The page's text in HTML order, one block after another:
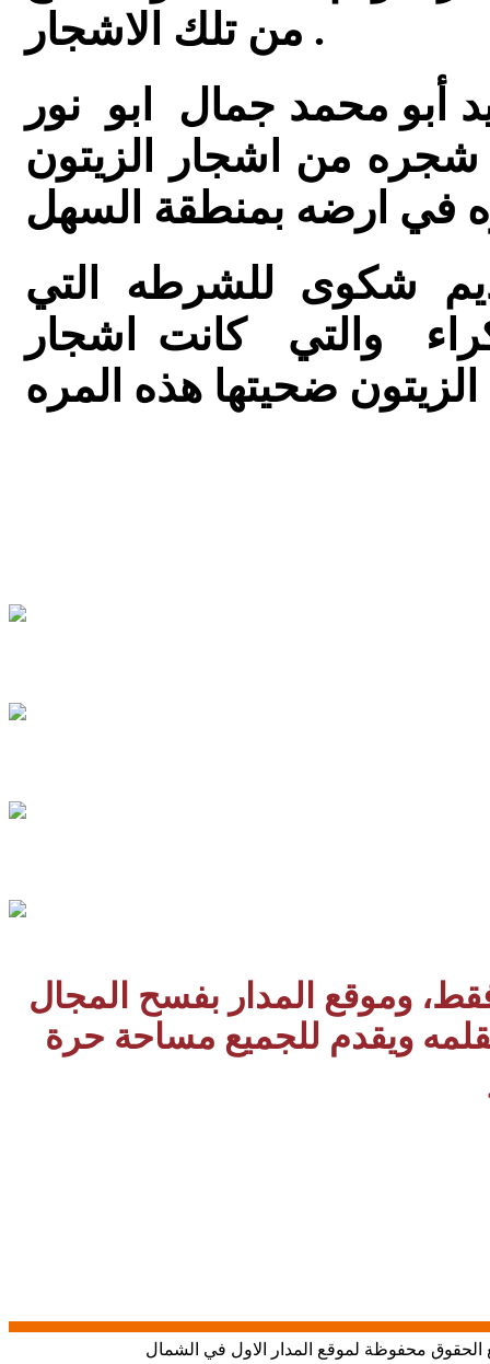
من تلك الاشجار .
أبو محمد جمال ابو نور
اكتشف انه تم قطع 17 شجره من اشجار الزيتون
شكوى للشرطه التي
والتي كانت اشجار
الزيتون ضحيتها هذه المره
وموقع المدار بفسح المجال
ويقدم للجميع مساحة حرة